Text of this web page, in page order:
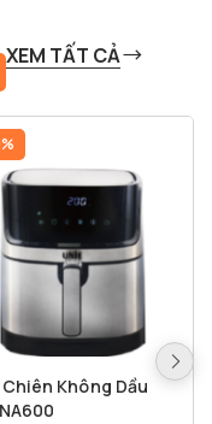
XEM TẤT CẢ
Chiên Không Dầu